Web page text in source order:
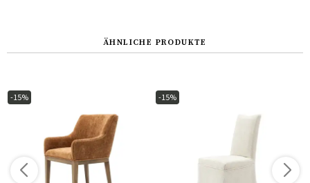
ÄHNLICHE PRODUKTE
-15% -15%